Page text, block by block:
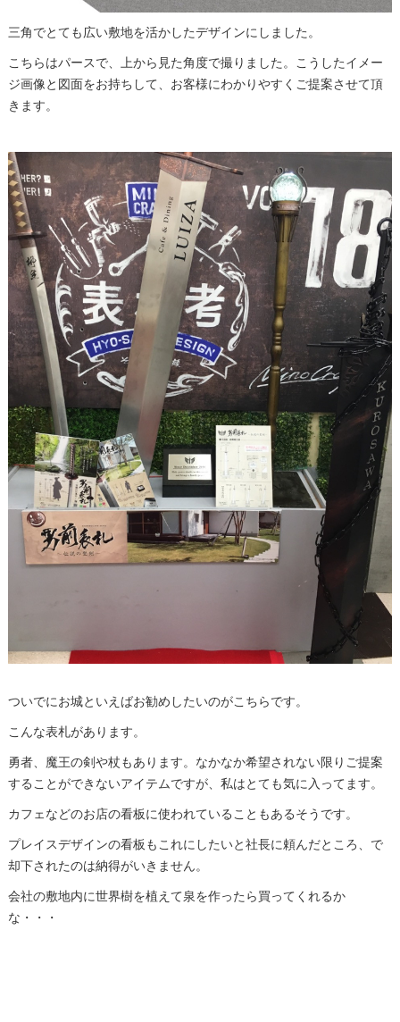
三角でとても広い敷地を活かしたデザインにしました。
こちらはパースで、上から見た角度で撮りました。こうしたイメー
ジ画像と図面をお持ちして、お客様にわかりやすくご提案させて頂
きます。
ついでにお城といえばお勧めしたいのがこちらです。
こんな表札があります。
勇者、魔王の剣や杖もあります。なかなか希望されない限りご提案
することができないアイテムですが、私はとても気に入ってます。
カフェなどのお店の看板に使われていることもあるそうです。
プレイスデザインの看板もこれにしたいと社長に頼んだところ、で
却下されたのは納得がいきません。
会社の敷地内に世界樹を植えて泉を作ったら買ってくれるか
な・・・